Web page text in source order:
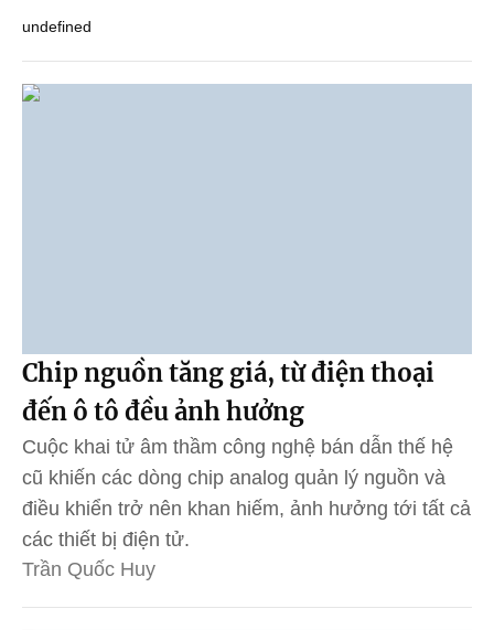
undefined
Chip nguồn tăng giá, từ điện thoại
đến ô tô đều ảnh hưởng
Cuộc khai tử âm thầm công nghệ bán dẫn thế hệ
cũ khiến các dòng chip analog quản lý nguồn và
điều khiển trở nên khan hiếm, ảnh hưởng tới tất cả
các thiết bị điện tử.
Trần Quốc Huy